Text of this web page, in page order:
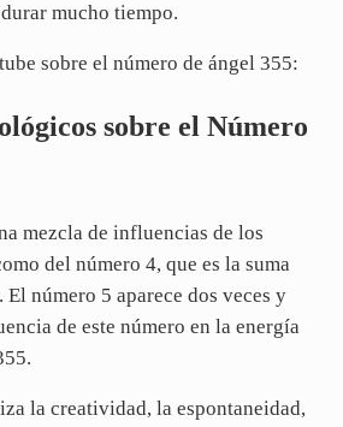
mucho tiempo.
sobre el número de ángel 355:
sobre el Número
mezcla de influencias de los
del número 4, que es la suma
El número 5 aparece dos veces y
de este número en la energía
la creatividad, la espontaneidad,